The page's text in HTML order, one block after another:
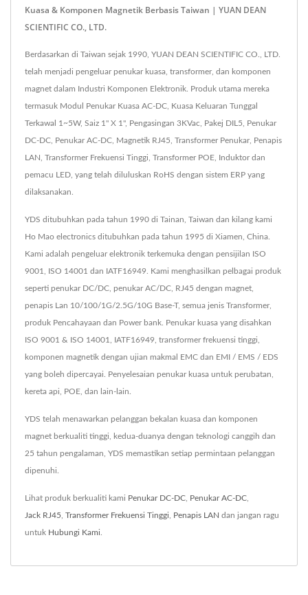
Kuasa & Komponen Magnetik Berbasis Taiwan | YUAN DEAN
SCIENTIFIC CO., LTD.
Berdasarkan di Taiwan sejak 1990, YUAN DEAN SCIENTIFIC CO., LTD.
telah menjadi pengeluar penukar kuasa, transformer, dan komponen
magnet dalam Industri Komponen Elektronik. Produk utama mereka
termasuk Modul Penukar Kuasa AC-DC, Kuasa Keluaran Tunggal
Terkawal 1~5W, Saiz 1" X 1", Pengasingan 3KVac, Pakej DIL5, Penukar
DC-DC, Penukar AC-DC, Magnetik RJ45, Transformer Penukar, Penapis
LAN, Transformer Frekuensi Tinggi, Transformer POE, Induktor dan
pemacu LED, yang telah diluluskan RoHS dengan sistem ERP yang
dilaksanakan.
YDS ditubuhkan pada tahun 1990 di Tainan, Taiwan dan kilang kami
Ho Mao electronics ditubuhkan pada tahun 1995 di Xiamen, China.
Kami adalah pengeluar elektronik terkemuka dengan pensijilan ISO
9001, ISO 14001 dan IATF16949. Kami menghasilkan pelbagai produk
seperti penukar DC/DC, penukar AC/DC, RJ45 dengan magnet,
penapis Lan 10/100/1G/2.5G/10G Base-T, semua jenis Transformer,
produk Pencahayaan dan Power bank. Penukar kuasa yang disahkan
ISO 9001 & ISO 14001, IATF16949, transformer frekuensi tinggi,
komponen magnetik dengan ujian makmal EMC dan EMI / EMS / EDS
yang boleh dipercayai. Penyelesaian penukar kuasa untuk perubatan,
kereta api, POE, dan lain-lain.
YDS telah menawarkan pelanggan bekalan kuasa dan komponen
magnet berkualiti tinggi, kedua-duanya dengan teknologi canggih dan
25 tahun pengalaman, YDS memastikan setiap permintaan pelanggan
dipenuhi.
Lihat produk berkualiti kami Penukar DC-DC Penukar AC-DC
Jack RJ45 Transformer Frekuensi Tinggi Penapis LAN dan jangan ragu
untuk Hubungi Kami